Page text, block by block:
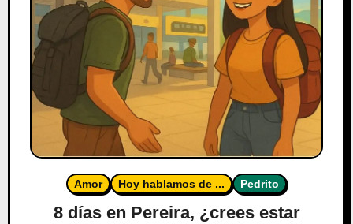
Amor Hoy hablamos de ... Pedrito
8 días en Pereira, ¿crees estar